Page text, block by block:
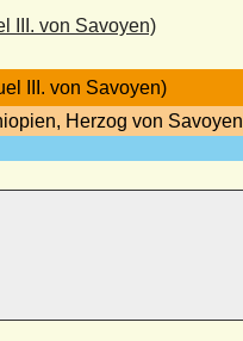
III. von Savoyen)
III. von Savoyen)
Herzog von Savoyen